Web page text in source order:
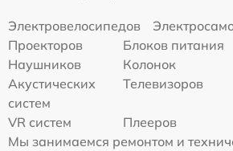
Электровелосипедов
Проекторов
Блоков питания
Наушников
Колонок
Акустических
систем
Телевизоров
VR систем
Плееров
Мы занимаемся ремонтом и